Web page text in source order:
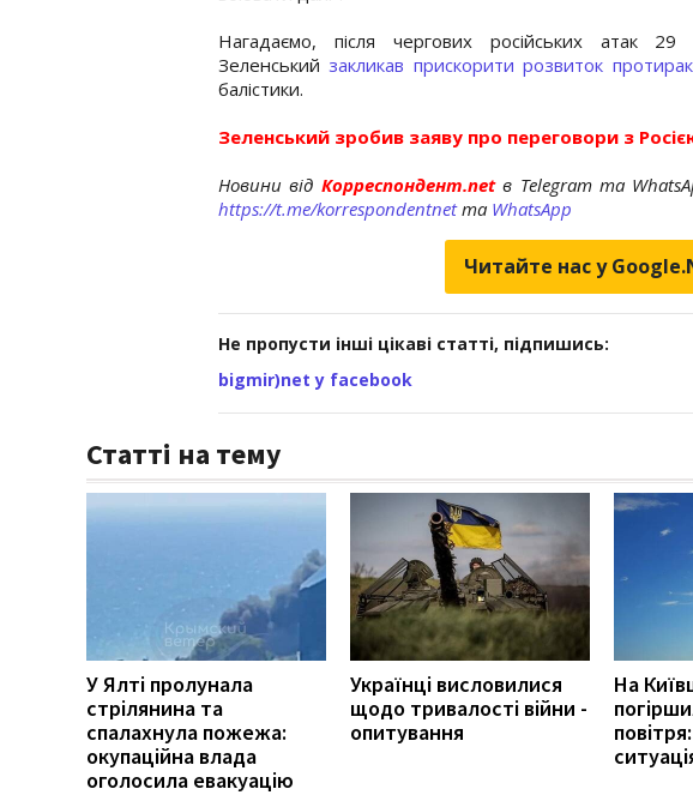
Нагадаємо, після чергових російських атак
Зеленський закликав прискорити розвиток
балістики.
Зеленський зробив заяву про переговори з
Новини від Корреспондент.netв Telegram та
https://t.me/korrespondentnetта WhatsApp
Читайте нас у
Не пропусти інші цікаві статті, підпишись:
bigmir)net у facebook
Статті на тему
У Ялті пролунала
стрілянина та
спалахнула пожежа:
окупаційна влада
оголосила евакуацію
Українці висловилися
щодо тривалості війни -
опитування
На